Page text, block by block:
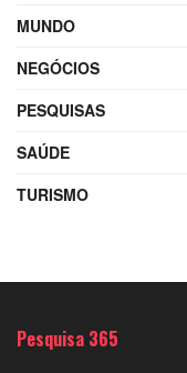
MUNDO
NEGÓCIOS
PESQUISAS
SAÚDE
TURISMO
Pesquisa 365